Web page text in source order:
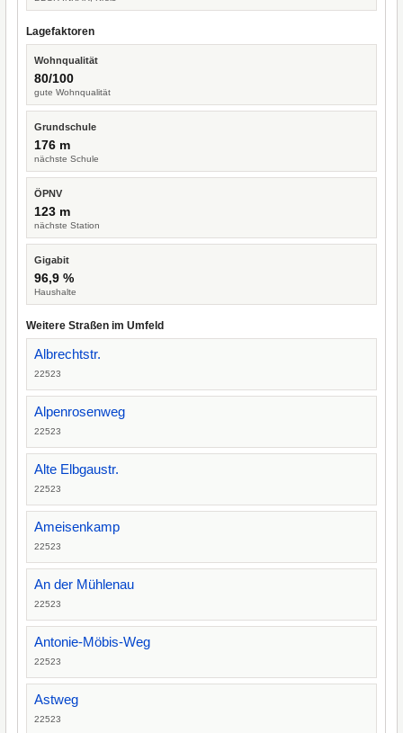
Lagefaktoren
Wohnqualität
80/100
gute Wohnqualität
Grundschule
176 m
nächste Schule
ÖPNV
123 m
nächste Station
Gigabit
96,9 %
Haushalte
Weitere Straßen im Umfeld
Albrechtstr.
22523
Alpenrosenweg
22523
Alte Elbgaustr.
22523
Ameisenkamp
22523
An der Mühlenau
22523
Antonie-Möbis-Weg
22523
Astweg
22523